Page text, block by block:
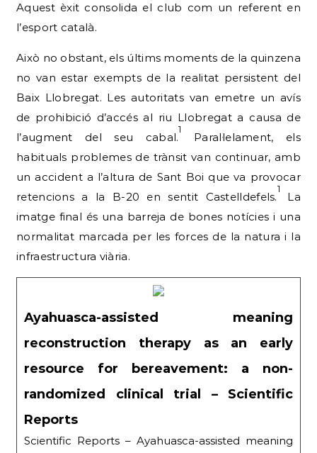
Aquest èxit consolida el club com un referent en
l’esport català.
Això no obstant, els últims moments de la quinzena
no van estar exempts de la realitat persistent del
Baix Llobregat. Les autoritats van emetre un avís
de prohibició d’accés al riu Llobregat a causa de
l’augment del seu cabal.
1
Paral·lelament, els
habituals problemes de trànsit van continuar, amb
un accident a l’altura de Sant Boi que va provocar
retencions a la B-20 en sentit Castelldefels.
1
La
imatge final és una barreja de bones notícies i una
normalitat marcada per les forces de la natura i la
infraestructura viària.
Ayahuasca-assisted meaning
reconstruction therapy as an early
resource for bereavement: a non-
randomized clinical trial – Scientific
Reports
Scientific Reports – Ayahuasca-assisted meaning